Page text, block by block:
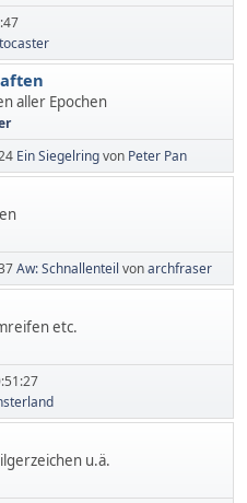
aller Epochen
Ein Siegelringvon Peter Pan
Aw: Schnallenteil vonarchfraser
etc.
u.ä.